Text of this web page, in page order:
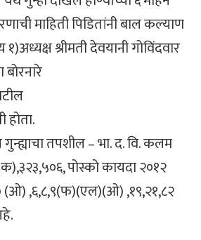
माहिती पिडितांनी बाल कल्याण
श्रीमती देवयानी गोविंदवार
बोरनारे
होता.
तपशील – भा. द. वि. कलम
पोस्को कायदा २०१२
,६,८,९(फ)(एल)(ओ) ,१९,२१,८२